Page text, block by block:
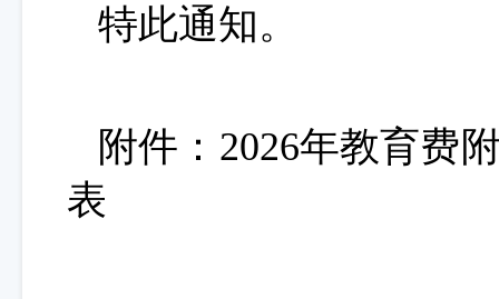
特此通知。
附件： 2026年教育费
表